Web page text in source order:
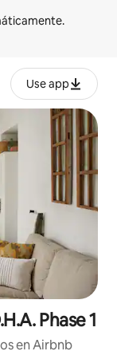
Use app
Phase 1
en Airbnb